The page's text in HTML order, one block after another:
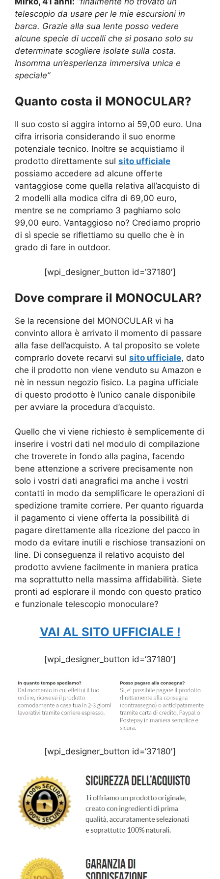
telescopio da usare per le mie escursioni in
barca. Grazie alla sua lente posso vedere
alcune specie di uccelli che si posano solo su
determinate scogliere isolate sulla costa.
Insomma un’esperienza immersiva unica e
speciale”
Quanto costa il MONOCULAR?
Il suo costo si aggira intorno ai 59,00 euro. Una
cifra irrisoria considerando il suo enorme
potenziale tecnico. Inoltre se acquistiamo il
prodotto direttamente sul sito ufficiale
possiamo accedere ad alcune offerte
vantaggiose come quella relativa all’acquisto di
2 modelli alla modica cifra di 69,00 euro,
mentre se ne compriamo 3 paghiamo solo
99,00 euro. Vantaggioso no? Crediamo proprio
di sì specie se riflettiamo su quello che è in
grado di fare in outdoor.
[wpi_designer_button id=’37180′]
Dove comprare il MONOCULAR?
Se la recensione del MONOCULAR vi ha
convinto allora è arrivato il momento di passare
alla fase dell’acquisto. A tal proposito se volete
comprarlo dovete recarvi sul sito ufficiale, dato
che il prodotto non viene venduto su Amazon e
nè in nessun negozio fisico. La pagina ufficiale
di questo prodotto è l’unico canale disponibile
per avviare la procedura d’acquisto.
Quello che vi viene richiesto è semplicemente di
inserire i vostri dati nel modulo di compilazione
che troverete in fondo alla pagina, facendo
bene attenzione a scrivere precisamente non
solo i vostri dati anagrafici ma anche i vostri
contatti in modo da semplificare le operazioni di
spedizione tramite corriere. Per quanto riguarda
il pagamento ci viene offerta la possibilità di
pagare direttamente alla ricezione del pacco in
modo da evitare inutili e rischiose transazioni on
line. Di conseguenza il relativo acquisto del
prodotto avviene facilmente in maniera pratica
ma soprattutto nella massima affidabilità. Siete
pronti ad esplorare il mondo con questo pratico
e funzionale telescopio monoculare?
VAI AL SITO UFFICIALE !
[wpi_designer_button id=’37180′]
[wpi_designer_button id=’37180′]